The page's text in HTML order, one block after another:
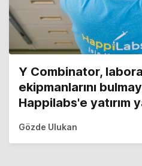
Y Combinator,
ekipmanlarını
Happilabs'e yatırım
Gözde Ulukan